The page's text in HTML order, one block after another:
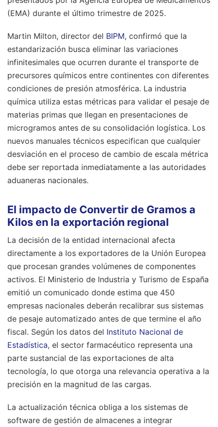
(EMA) durante el último trimestre de 2025.
Martin Milton, director del BIPM, confirmó que la
estandarización busca eliminar las variaciones
infinitesimales que ocurren durante el transporte de
precursores químicos entre continentes con diferentes
condiciones de presión atmosférica. La industria
química utiliza estas métricas para validar el pesaje de
materias primas que llegan en presentaciones de
microgramos antes de su consolidación logística. Los
nuevos manuales técnicos especifican que cualquier
desviación en el proceso de cambio de escala métrica
debe ser reportada inmediatamente a las autoridades
aduaneras nacionales.
El impacto de Convertir de Gramos a
Kilos en la exportación regional
La decisión de la entidad internacional afecta
directamente a los exportadores de la Unión Europea
que procesan grandes volúmenes de componentes
activos. El Ministerio de Industria y Turismo de España
emitió un comunicado donde estima que 450
empresas nacionales deberán recalibrar sus sistemas
de pesaje automatizado antes de que termine el año
fiscal. Según los datos del Instituto Nacional de
Estadística, el sector farmacéutico representa una
parte sustancial de las exportaciones de alta
tecnología, lo que otorga una relevancia operativa a la
precisión en la magnitud de las cargas.
La actualización técnica obliga a los sistemas de
software de gestión de almacenes a integrar